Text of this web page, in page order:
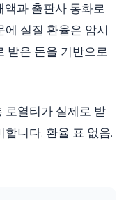
액과 출판사 통화로
에 실질 환율은 암시
받은 돈을 기반으로
로열티가 실제로 받
니다. 환율 표 없음.